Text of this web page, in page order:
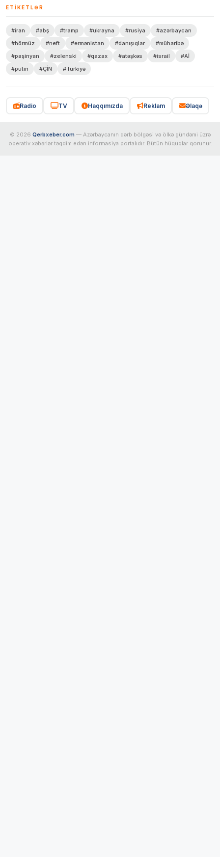
ETIKETLƏR
#iran #abş #tramp #ukrayna #rusiya
#azərbaycan
#hörmüz
#neft #ermənistan #danışıqlar
#müharibə
#paşinyan
#zelenski #qazax #atəşkəs #israil
#Aİ
#putin
#ÇİN #Türkiyə
Radio TV Haqqımızda Reklam Əlaqə
© 2026 Qerbxeber.com — Azərbaycanın qərb bölgəsi və ölkə gündəmi üzrə
operativ xəbərlər təqdim edən informasiya portalıdır. Bütün hüquqlar qorunur.